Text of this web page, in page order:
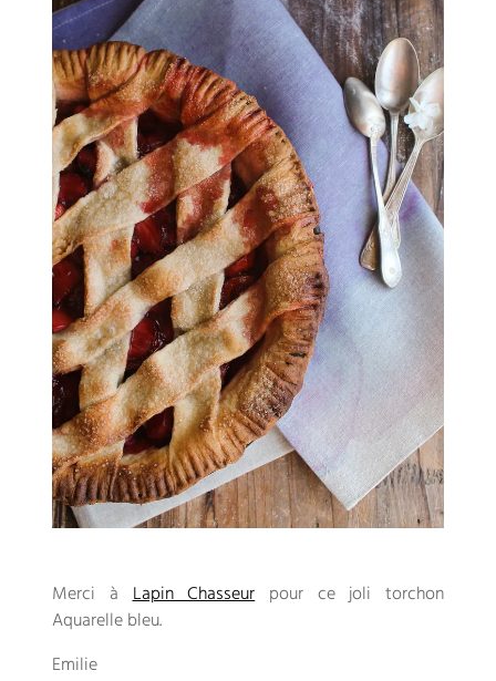
Merci àLapin Chasseurpour ce joli torchon
Aquarelle bleu.
Emilie